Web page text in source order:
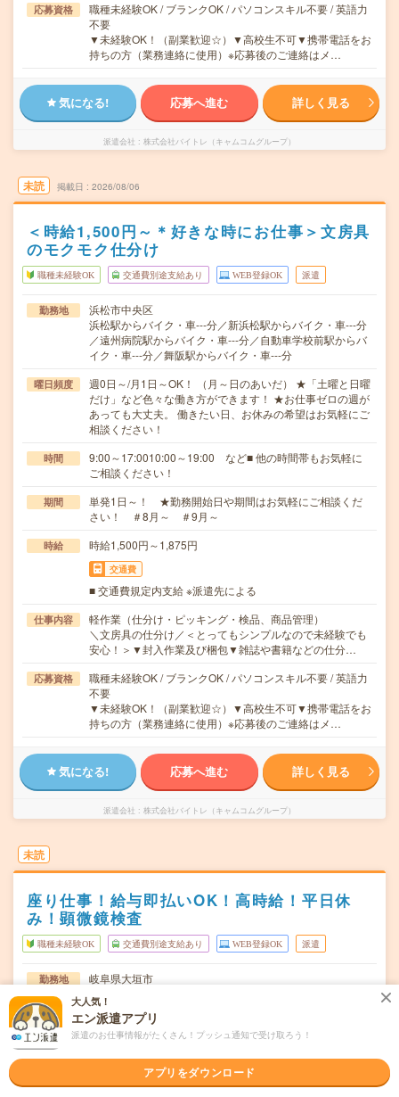
応募資格
職種未経験OK / ブランクOK / パソコンスキル不要 / 英語力
不要
▼未経験OK！（副業歓迎☆）▼高校生不可▼携帯電話をお
持ちの方（業務連絡に使用）※応募後のご連絡はメ…
気になる! 応募へ進む 詳しく見る
派遣会社 株式会社バイトレ（キャムコムグループ）
未読 掲載日 2026/08/06
＜時給1,500円～＊好きな時にお仕事＞文房具
のモクモク仕分け
職種未経験OK 交通費別途支給あり WEB登録OK 派遣
勤務地
浜松市中央区
浜松駅からバイク・車---分／新浜松駅からバイク・車---分
／遠州病院駅からバイク・車---分／自動車学校前駅からバ
イク・車---分／舞阪駅からバイク・車---分
曜日頻度
週0日～/月1日～OK！ （月～日のあいだ） ★「土曜と日曜
だけ」など色々な働き方ができます！ ★お仕事ゼロの週が
あっても大丈夫。 働きたい日、お休みの希望はお気軽にご
相談ください！
時間
9:00～17:0010:00～19:00 など■ 他の時間帯もお気軽に
ご相談ください！
期間
単発1日～！ ★勤務開始日や期間はお気軽にご相談くだ
さい！ ＃8月～ ＃9月～
時給 時給1,500円～1,875円
交通費
■ 交通費規定内支給 ※派遣先による
仕事内容
軽作業（仕分け・ピッキング・検品、商品管理）
＼文房具の仕分け／＜とってもシンプルなので未経験でも
安心！＞▼封入作業及び梱包▼雑誌や書籍などの仕分…
応募資格
職種未経験OK / ブランクOK / パソコンスキル不要 / 英語力
不要
▼未経験OK！（副業歓迎☆）▼高校生不可▼携帯電話をお
持ちの方（業務連絡に使用）※応募後のご連絡はメ…
気になる! 応募へ進む 詳しく見る
派遣会社 株式会社バイトレ（キャムコムグループ）
未読
座り仕事！給与即払いOK！高時給！平日休
み！顕微鏡検査
職種未経験OK 交通費別途支給あり WEB登録OK 派遣
勤務地 岐阜県大垣市
曜日頻度 月～金・土・日・祝 ※シフト制
時間 8:00～16:4020:00～4:40※表記のうち実働7時間40分です。
長期【ご応募から1週間以内(最短2日目)のスピード就業が
可能】即日～
大人気！
エン派遣アプリ
派遣のお仕事情報がたくさん！プッシュ通知で受け取ろう！
アプリをダウンロード